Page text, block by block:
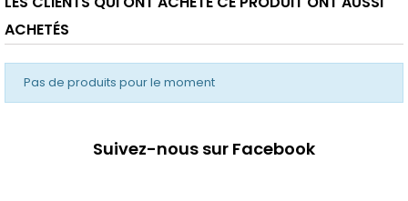
ACHETÉS
Pas de produits pour le moment
Suivez-nous sur Facebook